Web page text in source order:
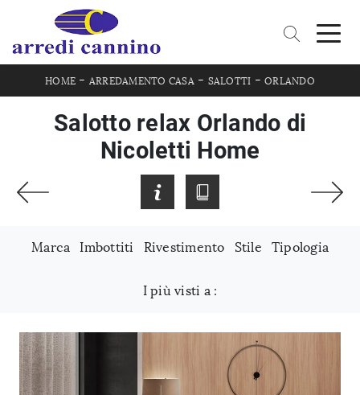
HOME - ARREDAMENTO CASA- SALOTTI -ORLANDO
Salotto relax Orlando di
Nicoletti Home
Marca Imbottiti Rivestimento Stile Tipologia
I più visti a :